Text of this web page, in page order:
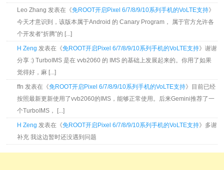
Leo Zhang 发表在《免ROOT开启Pixel 6/7/8/9/10系列手机的VoLTE支持》
今天才意识到，该版本属于Android 的 Canary Program， 属于官方允许各
个开发者“折腾”的 [...]
H Zeng 发表在《免ROOT开启Pixel 6/7/8/9/10系列手机的VoLTE支持》谢谢
分享 :) TurboIMS 是在 vvb2060 的 IMS 的基础上发展起来的。你用了如果
觉得好，麻 [...]
ffn 发表在《免ROOT开启Pixel 6/7/8/9/10系列手机的VoLTE支持》目前已经
按照最新更新使用了vvb2060的IMS，能够正常使用。后来Gemini推荐了一
个TurboIMS， [...]
H Zeng 发表在《免ROOT开启Pixel 6/7/8/9/10系列手机的VoLTE支持》多谢
补充 我这边暂时还没遇到问题